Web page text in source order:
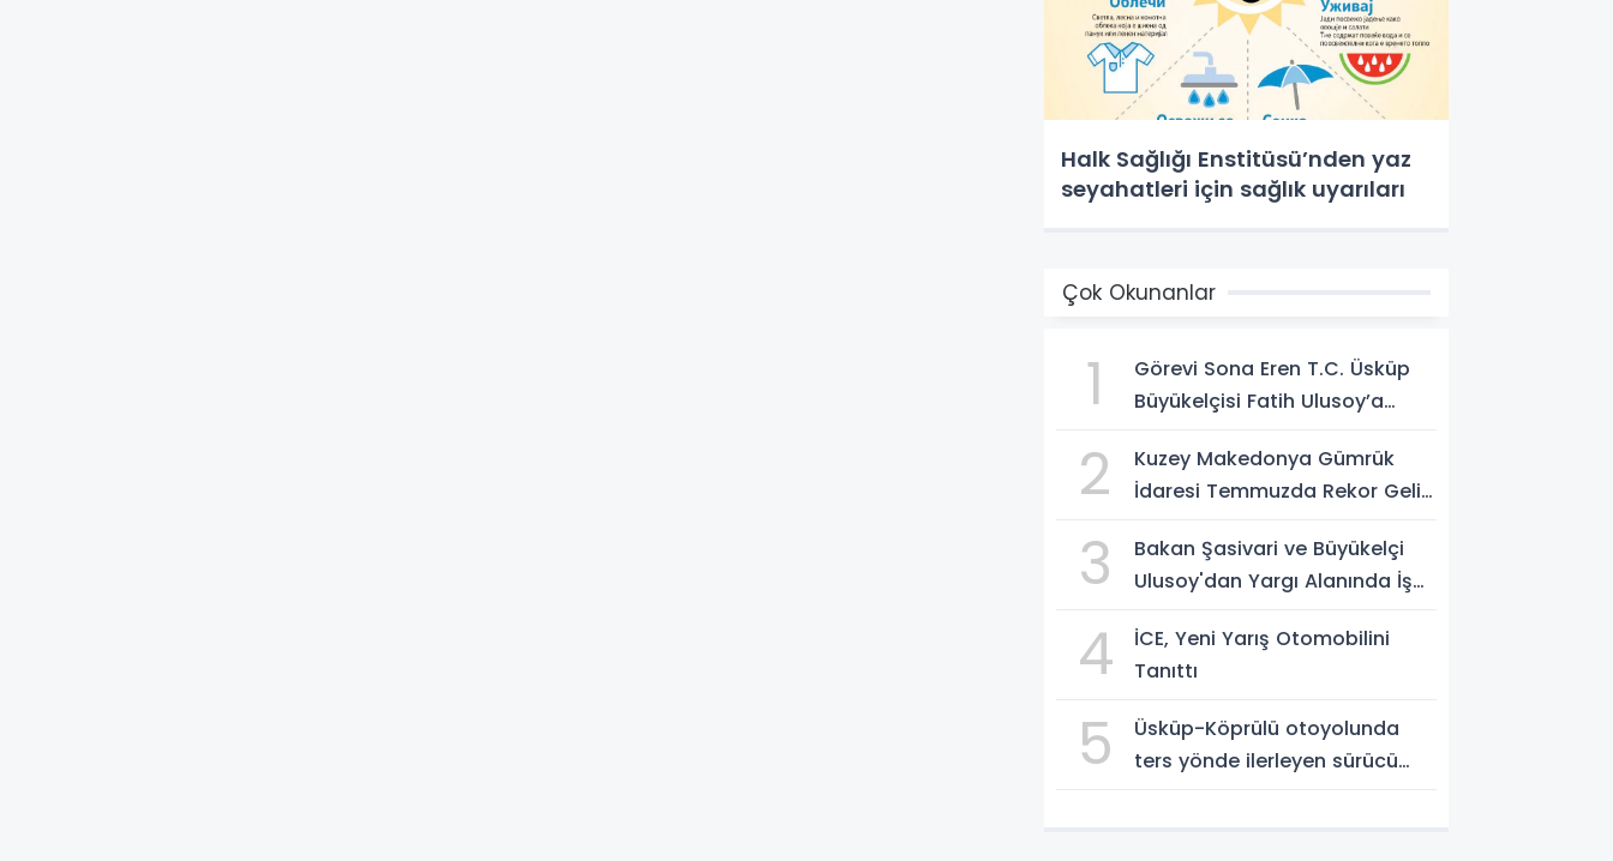
Halk Sağlığı Enstitüsü’nden yaz
seyahatleri için sağlık uyarıları
Çok Okunanlar
1
Görevi Sona Eren T.C. Üsküp
Büyükelçisi Fatih Ulusoy’a
Düzenlendi
2
Kuzey Makedonya Gümrük
İdaresi Temmuzda Rekor Gelir
3
Bakan Şasivari ve Büyükelçi
Ulusoy'dan Yargı Alanında İş
4
İCE, Yeni Yarış Otomobilini
Tanıttı
5
Üsküp-Köprülü otoyolunda
ters yönde ilerleyen sürücü